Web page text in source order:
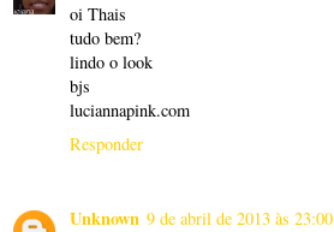
oi Thais
tudo bem?
lindo o look
bjs
luciannapink.com
Responder
Unknown 9 de abril de 2013 às 23:00